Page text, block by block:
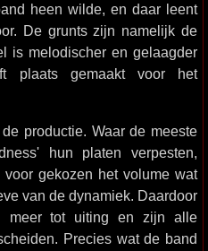
heen wilde, en daar leent
De grunts zijn namelijk de
is melodischer en gelaagder
plaats gemaakt voor het
productie. Waar de meeste
hun platen verpesten,
gekozen het volume wat
van de dynamiek. Daardoor
meer tot uiting en zijn alle
Precies wat de band